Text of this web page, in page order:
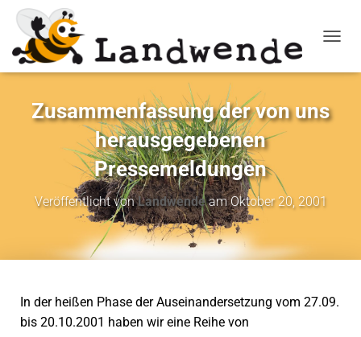
Zusammenfassung der von uns
herausgegebenen
Pressemeldungen
Veröffentlicht vonLandwendeamOktober 20, 2001
In der heißen Phase der Auseinandersetzung vom 27.09.
bis 20.10.2001 haben wir eine Reihe von